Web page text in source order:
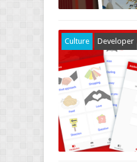
Culture Developer